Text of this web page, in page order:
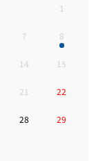
1
7 8
14 15
21 22
28 29